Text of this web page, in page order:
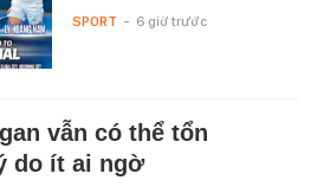
SPORT - 6 giờ trước
vẫn có thể tổn
do ít ai ngờ